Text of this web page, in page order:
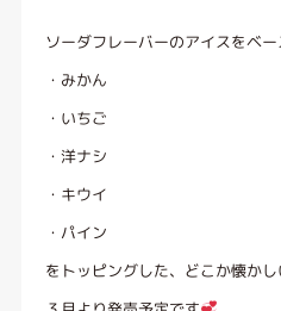
ソーダフレーバーのアイスをベー
・みかん
・いちご
・洋ナシ
・キウイ
・パイン
をトッピングした、どこか懐か